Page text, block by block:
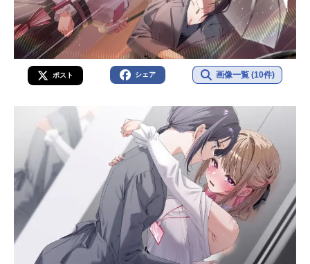
ポスト シェア 画像一覧 (10件)